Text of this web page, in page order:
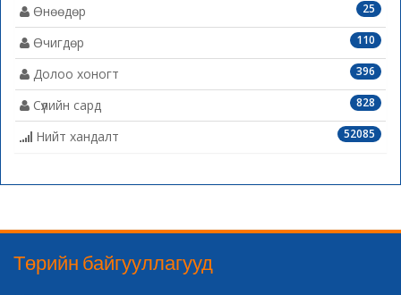
25
Өнөөдөр
110
Өчигдөр
396
Долоо хоногт
828
Сүүлийн сард
52085
Нийт хандалт
Төрийн байгууллагууд